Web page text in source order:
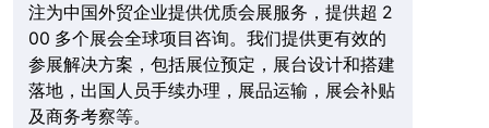
注为中国外贸企业提供优质会展服务，提供超 2
00 多个展会全球项目咨询。我们提供更有效的
参展解决方案，包括展位预定，展台设计和搭建
落地，出国人员手续办理，展品运输，展会补贴
及商务考察等。